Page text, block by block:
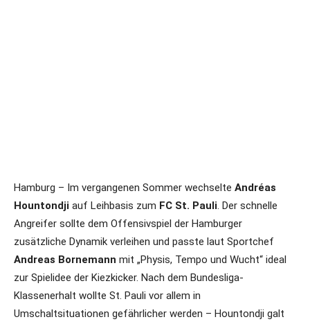
Hamburg – Im vergangenen Sommer wechselte Andréas
Hountondji auf Leihbasis zum FC St. Pauli. Der schnelle
Angreifer sollte dem Offensivspiel der Hamburger
zusätzliche Dynamik verleihen und passte laut Sportchef
Andreas Bornemann mit „Physis, Tempo und Wucht“ ideal
zur Spielidee der Kiezkicker. Nach dem Bundesliga-
Klassenerhalt wollte St. Pauli vor allem in
Umschaltsituationen gefährlicher werden – Hountondji galt